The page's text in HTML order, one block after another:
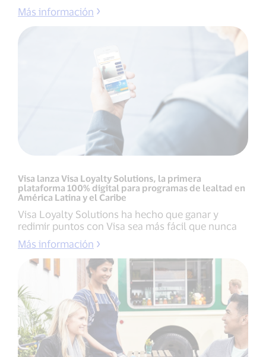
Más información
Visa lanza Visa Loyalty Solutions, la primera
plataforma 100% digital para programas de lealtad en
América Latina y el Caribe
Visa Loyalty Solutions ha hecho que ganar y
redimir puntos con Visa sea más fácil que nunca
Más información